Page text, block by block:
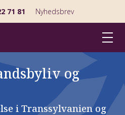
71 81 Nyhedsbrev
og
i Transsylvanien og